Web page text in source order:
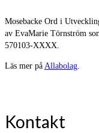
Mosebacke Ord i
av EvaMarie Törnström
570103-XXXX.
Läs mer på Allabolag.
Kontakt